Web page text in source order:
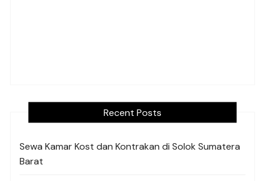
Recent Posts
Sewa Kamar Kost dan Kontrakan di Solok Sumatera
Barat